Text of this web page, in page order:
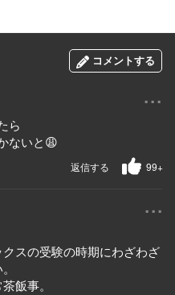
コメントする
...
ら
ないと😩
99+
返信する
...
スの受験の時期にわざわざ
飯事。